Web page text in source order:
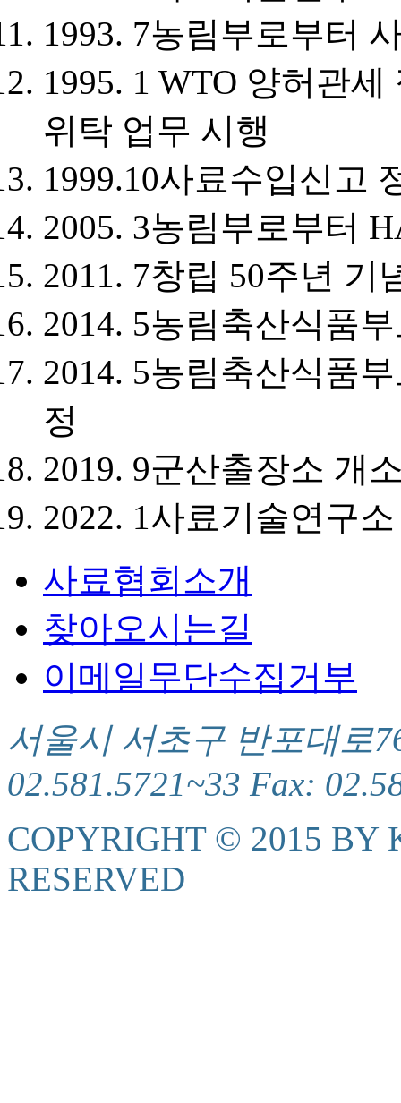
1993. 7농림부로부터
1995. 1 WTO 양허관세
위탁 업무 시행
1999.10사료수입신고
2005. 3농림부로부터
2011. 7창립 50주년 기
2014. 5농림축산식품
2014. 5농림축산식품
정
2019. 9군산출장소 개
2022. 1사료기술연구
사료협회소개
찾아오시는길
이메일무단수집거부
서울시 서초구 반포대로
02.581.5721~33 Fax:
COPYRIGHT © 2015 BY
RESERVED